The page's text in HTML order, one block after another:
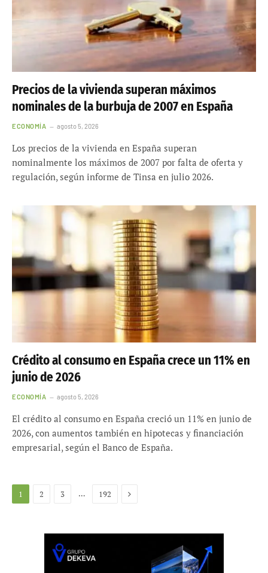
Precios de la vivienda superan máximos
nominales de la burbuja de 2007 en España
ECONOMÍA agosto 5, 2026
Los precios de la vivienda en España superan
nominalmente los máximos de 2007 por falta de oferta y
regulación, según informe de Tinsa en julio 2026.
Crédito al consumo en España crece un 11% en
junio de 2026
ECONOMÍA agosto 5, 2026
El crédito al consumo en España creció un 11% en junio de
2026, con aumentos también en hipotecas y financiación
empresarial, según el Banco de España.
1 2 3 … 192 Siguiente